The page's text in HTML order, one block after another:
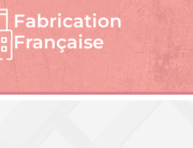
Fabrication
Française